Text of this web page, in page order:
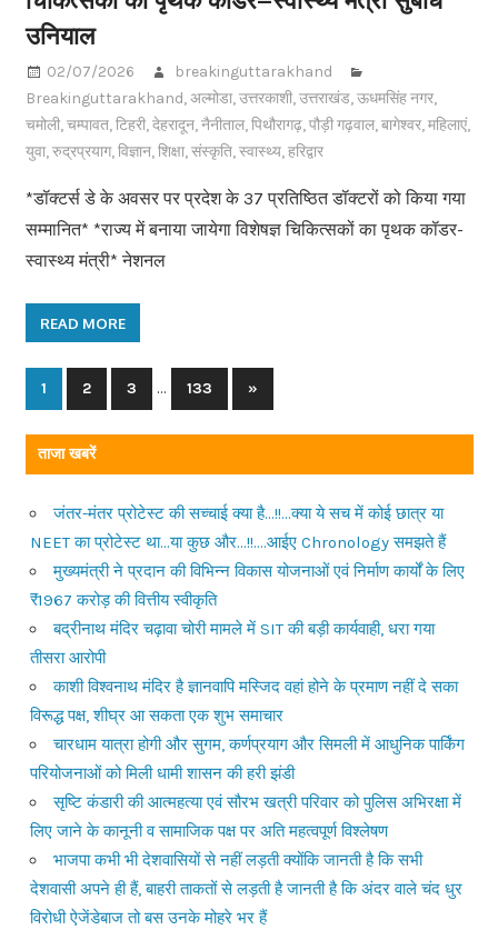
उनियाल
02/07/2026
breakinguttarakhand
Breakinguttarakhand,अल्मोडा,उत्तरकाशी,उत्तराखंड,ऊधमसिंह नगर,
चमोली,चम्पावत,टिहरी,देहरादून,नैनीताल,पिथौरागढ़,पौड़ी गढ़वाल,बागेश्वर,महिलाएं,
युवा,रुद्रप्रयाग,विज्ञान,शिक्षा,संस्कृति,स्वास्थ्य,हरिद्वार
*डॉक्टर्स डे के अवसर पर प्रदेश के 37 प्रतिष्ठित डॉक्टरों को किया गया
सम्मानित* *राज्य में बनाया जायेगा विशेषज्ञ चिकित्सकों का पृथक कॉडर-
स्वास्थ्य मंत्री* नेशनल
READ MORE
Posts
navigation
1 2 3 … 133
Next
Posts
»
ताजा खबरें
जंतर-मंतर प्रोटेस्ट की सच्चाई क्या है…!!…क्या ये सच में कोई छात्र या
NEET का प्रोटेस्ट था…या कुछ और…!!….आईए Chronology समझते हैं
मुख्यमंत्री ने प्रदान की विभिन्न विकास योजनाओं एवं निर्माण कार्यों के लिए
₹1967 करोड़ की वित्तीय स्वीकृति
बद्रीनाथ मंदिर चढ़ावा चोरी मामले में SIT की बड़ी कार्यवाही, धरा गया
तीसरा आरोपी
काशी विश्वनाथ मंदिर है ज्ञानवापि मस्जिद वहां होने के प्रमाण नहीं दे सका
विरूद्ध पक्ष, शीघ्र आ सकता एक शुभ समाचार
चारधाम यात्रा होगी और सुगम, कर्णप्रयाग और सिमली में आधुनिक पार्किंग
परियोजनाओं को मिली धामी शासन की हरी झंडी
सृष्टि कंडारी की आत्महत्या एवं सौरभ खत्री परिवार को पुलिस अभिरक्षा में
लिए जाने के कानूनी व सामाजिक पक्ष पर अति महत्वपूर्ण विश्लेषण
भाजपा कभी भी देशवासियों से नहीं लड़ती क्योंकि जानती है कि सभी
देशवासी अपने ही हैं, बाहरी ताकतों से लड़ती है जानती है कि अंदर वाले चंद धुर
विरोधी ऐजेंडेबाज तो बस उनके मोहरे भर हैं